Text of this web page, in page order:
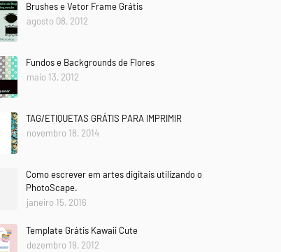
Brushes e Vetor Frame Grátis
agosto 08, 2012
Fundos e Backgrounds de Flores
maio 13, 2012
TAG/ETIQUETAS GRÁTIS PARA IMPRIMIR
novembro 18, 2014
Como escrever em artes digitais utilizando o
PhotoScape.
janeiro 15, 2016
Template Grátis Kawaii Cute
dezembro 19, 2012